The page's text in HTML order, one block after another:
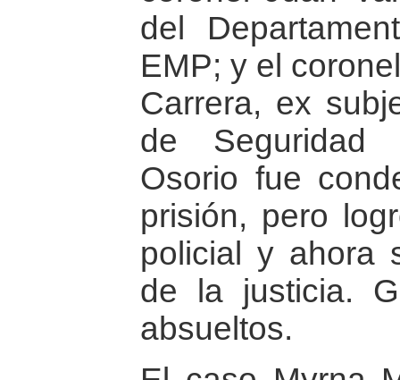
del
EMP; y el
Carrera, ex
de Seguridad
Osorio fue
prisión, pero
policial y ahora
de la justicia.
absueltos.